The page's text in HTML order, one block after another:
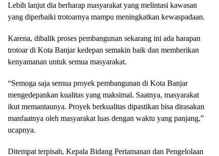
Lebih lanjut dia berharap masyarakat yang melintasi kawasan
yang diperbaiki trotoarnya mampu meningkatkan kewaspadaan.
Karena, dibalik proses pembangunan sekarang ini ada harapan
trotoar di Kota Banjar kedepan semakin baik dan memberikan
kenyamanan untuk semua masyarakat.
“Semoga saja semua proyek pembangunan di Kota Banjar
mengedepankan kualitas yang maksimal. Saatnya, masyarakat
ikut memantaunya. Proyek berkualitas dipastikan bisa dirasakan
manfaatnya oleh masyarakat luas dengan waktu yang panjang,”
ucapnya.
Ditempat terpisah, Kepala Bidang Pertamanan dan Pengelolaan